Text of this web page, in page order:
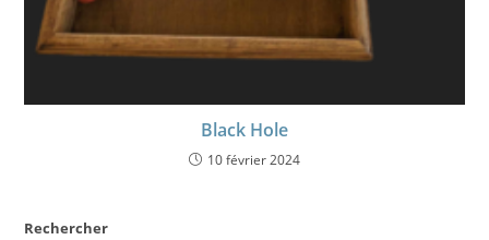
Black Hole
10 février 2024
Rechercher